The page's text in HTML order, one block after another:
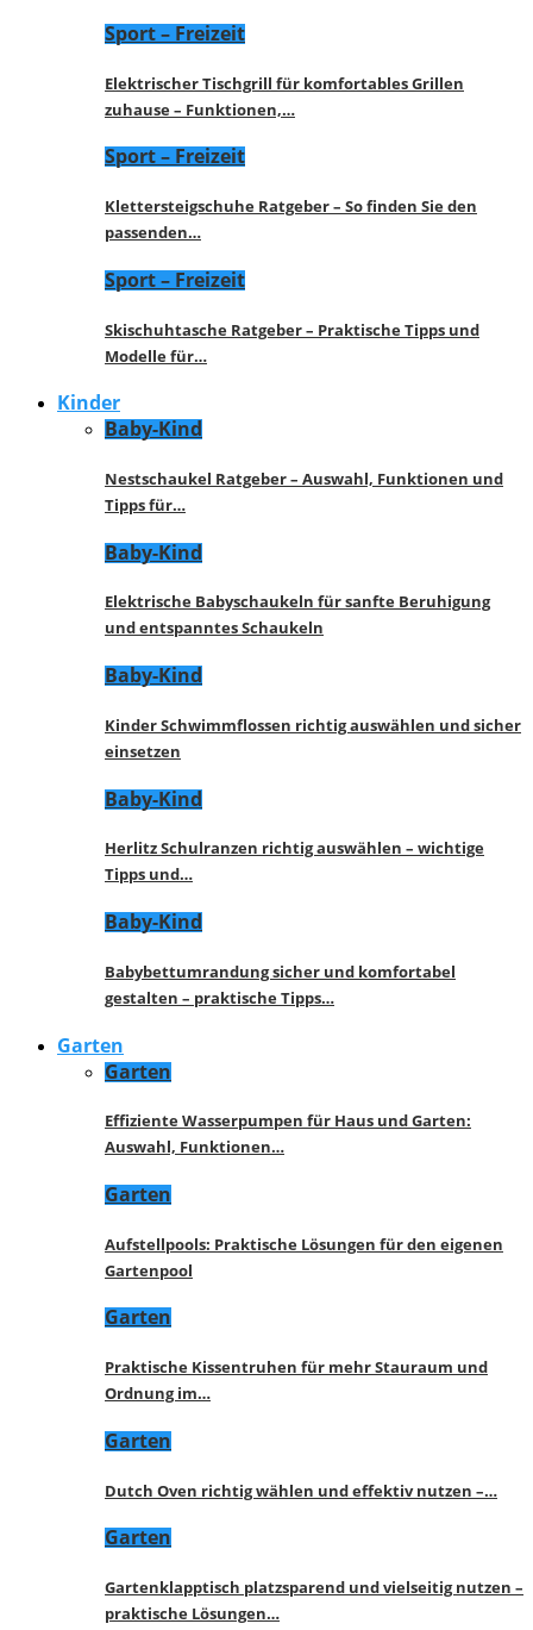
Sport – Freizeit
Elektrischer Tischgrill für komfortables Grillen
zuhause – Funktionen,…
Sport – Freizeit
Klettersteigschuhe Ratgeber – So finden Sie den
passenden…
Sport – Freizeit
Skischuhtasche Ratgeber – Praktische Tipps und
Modelle für…
Kinder
Baby-Kind
Nestschaukel Ratgeber – Auswahl, Funktionen und
Tipps für…
Baby-Kind
Elektrische Babyschaukeln für sanfte Beruhigung
und entspanntes Schaukeln
Baby-Kind
Kinder Schwimmflossen richtig auswählen und sicher
einsetzen
Baby-Kind
Herlitz Schulranzen richtig auswählen – wichtige
Tipps und…
Baby-Kind
Babybettumrandung sicher und komfortabel
gestalten – praktische Tipps…
Garten
Garten
Effiziente Wasserpumpen für Haus und Garten:
Auswahl, Funktionen…
Garten
Aufstellpools: Praktische Lösungen für den eigenen
Gartenpool
Garten
Praktische Kissentruhen für mehr Stauraum und
Ordnung im…
Garten
Dutch Oven richtig wählen und effektiv nutzen –…
Garten
Gartenklapptisch platzsparend und vielseitig nutzen –
praktische Lösungen…